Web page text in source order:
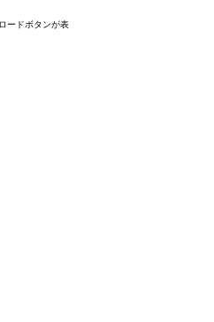
ードボタンが表